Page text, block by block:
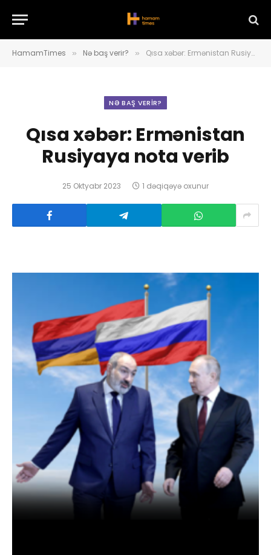
HamamTimes » Nə baş verir? » Qısa xəbər: Ermənistan Rusiyaya nota verib
NƏ BAŞ VERIR?
Qısa xəbər: Ermənistan
Rusiyaya nota verib
25 Oktyabr 2023 1 dəqiqəyə oxunur